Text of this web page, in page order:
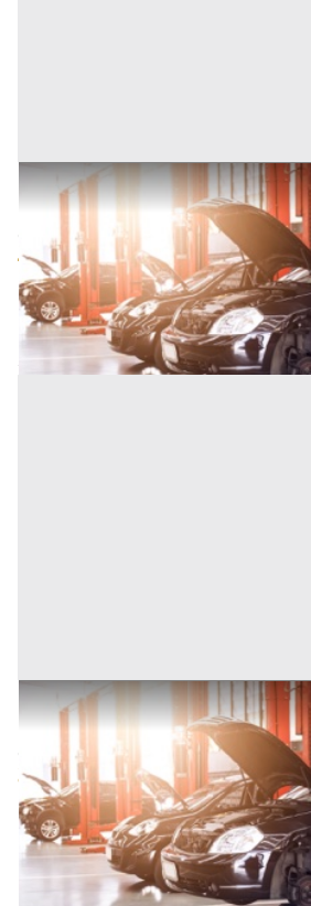
Stalle, Scuderie, Rimesse,
Tivoli
Tivoli (Roma)
Offerta minima
47.250 € 63.000 €
Codice asta:43fe9afd
18/11/2026
Stalle, Scuderie, Rimesse,
Carini
Carini (Palermo)
Offerta minima
36.323,25 € 48.431 €
Codice asta:71d40f06
18/11/2026